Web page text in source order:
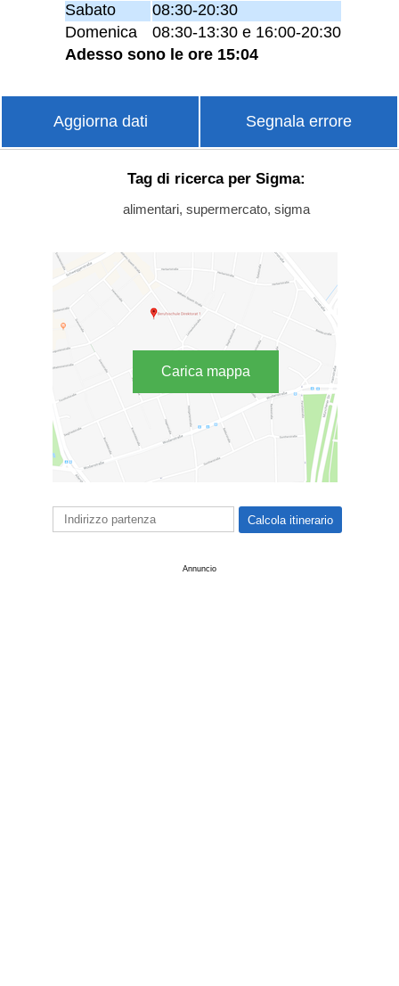
Sabato
08:30-20:30
Domenica
08:30-13:30 e 16:00-20:30
Adesso sono le ore 15:04
Aggiorna dati Segnala errore
Tag di ricerca per Sigma:
alimentari, supermercato, sigma
Carica mappa
Annuncio